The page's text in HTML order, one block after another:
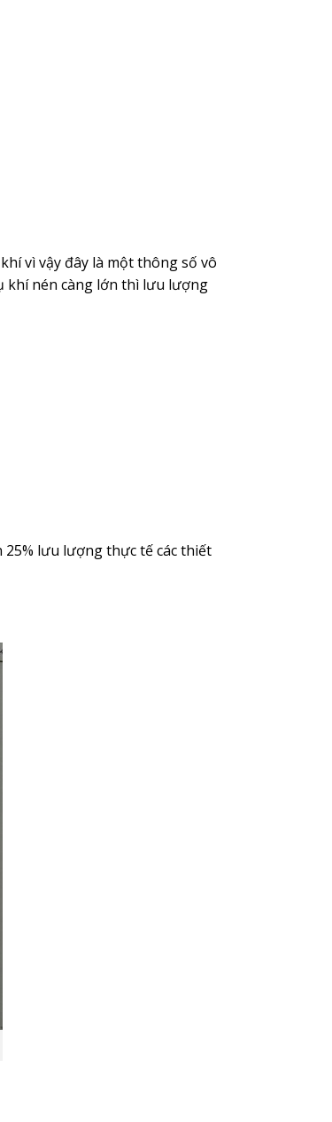
vì vậy đây là một thông số vô
khí nén càng lớn thì lưu lượng
lưu lượng thực tế các thiết